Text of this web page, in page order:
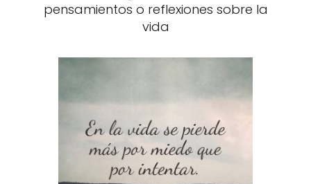
pensamientos o reflexiones sobre la
vida